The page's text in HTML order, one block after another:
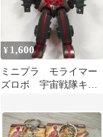
¥ 1,600
ミニプラ モライマー
ズロボ 宇宙戦隊キュ